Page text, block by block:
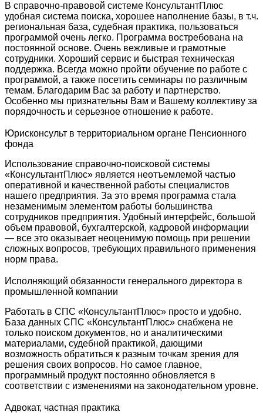
В справочно-правовой системе КонсультантПлюс
удобная система поиска, хорошее наполнение базы, в т.ч.
региональная база, судебная практика, пользоваться
программой очень легко. Программа востребована на
постоянной основе. Очень вежливые и грамотные
сотрудники. Хороший сервис и быстрая техническая
поддержка. Всегда можно пройти обучение по работе с
программой, а также посетить семинары по различным
темам. Благодарим Вас за работу и партнерство.
Особенно мы признательны Вам и Вашему коллективу за
порядочность и серьезное отношение к работе.
Юрисконсульт в территориальном органе Пенсионного
фонда
Использование справочно-поисковой системы
«КонсультантПлюс» является неотъемлемой частью
оперативной и качественной работы специалистов
нашего предприятия. За это время программа стала
незаменимым элементом работы большинства
сотрудников предприятия. Удобный интерфейс, большой
объем правовой, бухгалтерской, кадровой информации
— все это оказывает неоценимую помощь при решении
сложных вопросов, требующих правильного применения
норм права.
Исполняющий обязанности генерального директора в
промышленной компании
Работать в СПС «КонсультантПлюс» просто и удобно.
База данных СПС «КонсультантПлюс» снабжена не
только поиском документов, но и аналитическими
материалами, судебной практикой, дающими
возможность обратиться к разным точкам зрения для
решения своих вопросов. Но самое главное,
программный продукт постоянно обновляется в
соответствии с изменениями на законодательном уровне.
Адвокат, частная практика